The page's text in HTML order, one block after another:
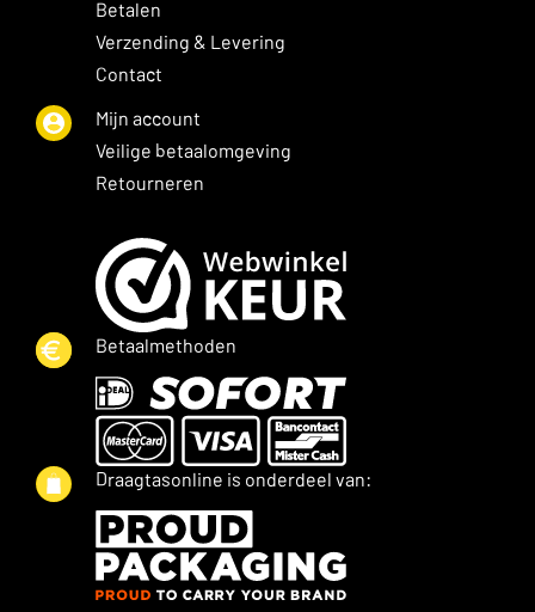
Betalen
Verzending & Levering
Contact
Mijn account
Veilige betaalomgeving
Retourneren
Betaalmethoden
Draagtasonline is onderdeel van: